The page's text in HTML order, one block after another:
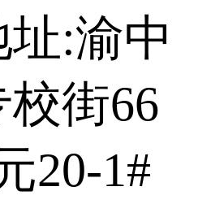
:渝中
校街66
20-1#